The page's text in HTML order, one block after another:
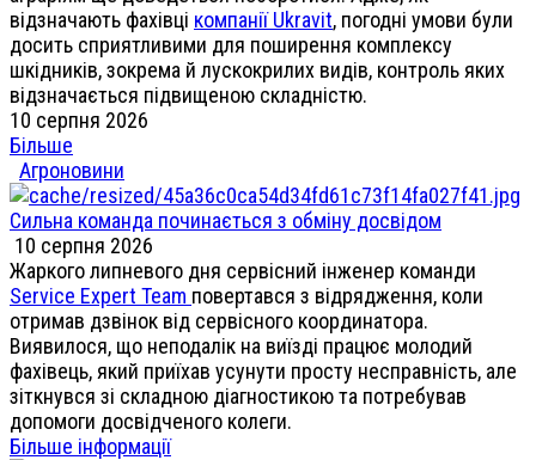
відзначають фахівці компанії Ukravit, погодні умови були
досить сприятливими для поширення комплексу
шкідників, зокрема й лускокрилих видів, контроль яких
відзначається підвищеною складністю.
10 серпня 2026
Більше
Агроновини
Сильна команда починається з обміну досвідом
10 серпня 2026
Жаркого липневого дня сервісний інженер команди
Service Expert Team повертався з відрядження, коли
отримав дзвінок від сервісного координатора.
Виявилося, що неподалік на виїзді працює молодий
фахівець, який приїхав усунути просту несправність, але
зіткнувся зі складною діагностикою та потребував
допомоги досвідченого колеги.
Більше інформації